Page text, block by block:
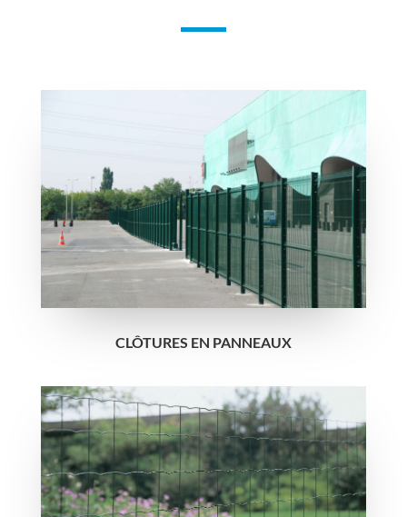
CLÔTURES EN PANNEAUX